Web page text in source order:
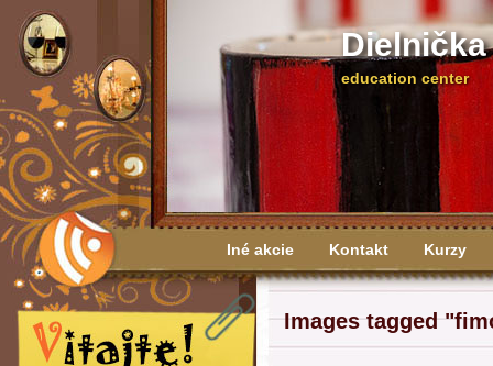
education center
Iné akcie Kontakt
Kurzy
Výročné správy
Images tagged